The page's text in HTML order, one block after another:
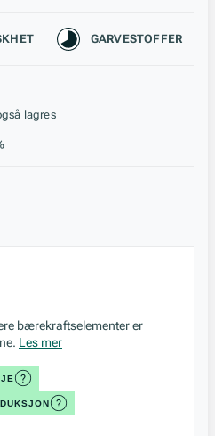
GARVESTOFFER
lagres
bærekraftselementer er
Les mer